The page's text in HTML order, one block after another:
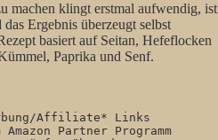
machen klingt erstmal aufwendig, ist
Ergebnis überzeugt selbst
basiert auf Seitan, Hefeflocken
Paprika und Senf.
Affiliate* Links
Partner Programm